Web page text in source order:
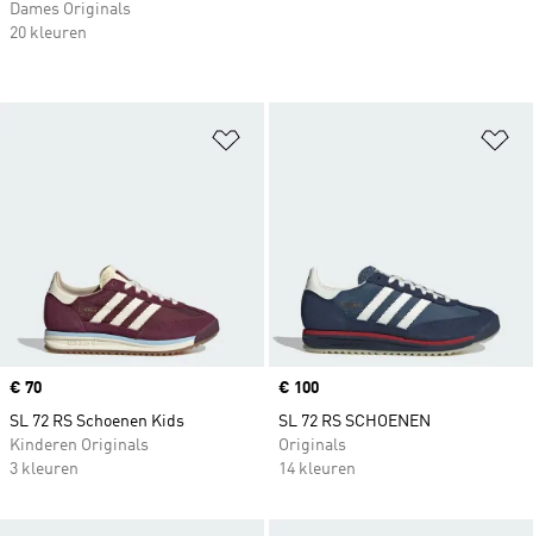
Price
€ 70
SL 72 RS Schoenen Kids
Kinderen Originals
3 kleuren
Price
€ 100
SL 72 RS SCHOENEN
Originals
14 kleuren
Dames Originals
20 kleuren